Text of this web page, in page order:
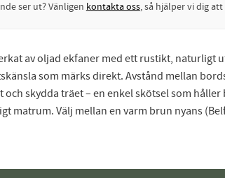
ser ut? Vänligen kontakta oss, så hjälper vi dig
av oljad ekfaner med ett rustikt,
som märks direkt. Avstånd mellan
skydda träet – en enkel skötsel som
matrum. Välj mellan en varm brun nyans